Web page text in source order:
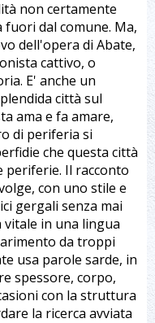
non certamente
fuori dal comune. Ma,
dell'opera di Abate,
cattivo, o
E' anche un
città sul
ama e fa amare,
di periferia si
che questa città
periferie. Il racconto
con uno stile e
gergali senza mai
in una lingua
da troppi
usa parole sarde, in
spessore, corpo,
con la struttura
la ricerca avviata